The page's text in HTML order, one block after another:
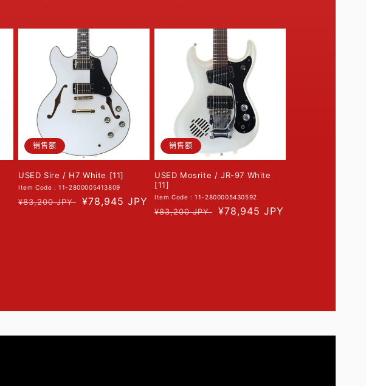
销售额
USED Sire / H7 White [11]
Item Code : 11-2800005413809
常
¥83,200 JPY
促
¥78,945 JPY
销售额
USED Mosrite / JR-97 White
[11]
Item Code : 11-2800005430592
常
¥83,200 JPY
促
¥78,945 JPY